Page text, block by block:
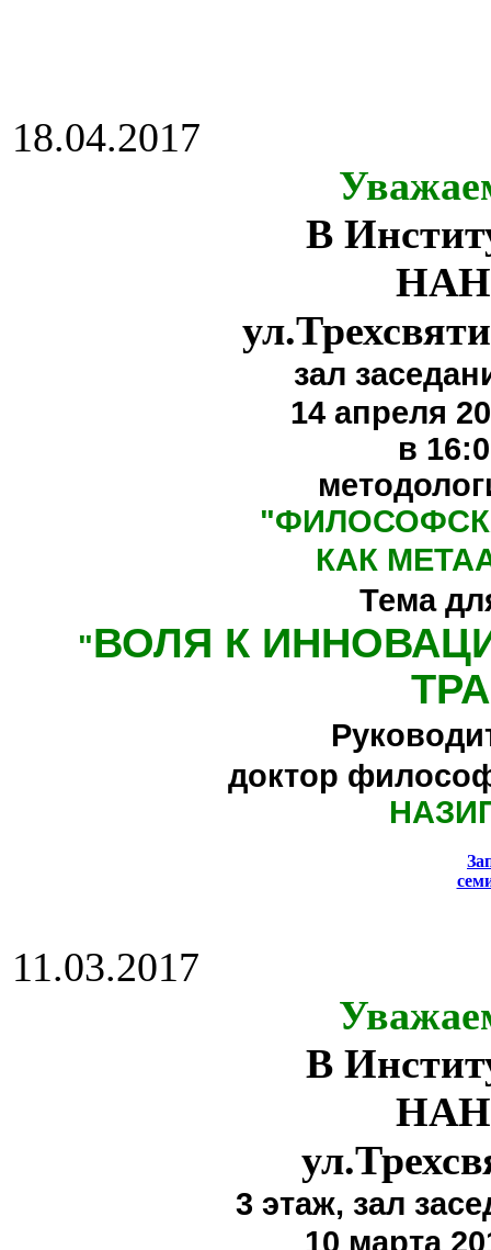
18.04.2017
В
НАН
зал
14 апреля
в
"
КАК
Тема
"ВОЛЯ К
доктор
11.03.2017
В
НАН
3 этаж, зал
10 марта